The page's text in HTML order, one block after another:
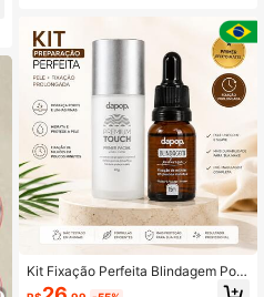
Kit Fixação Perfeita Blindagem Pod
erosa de Maquiagem + Primer Faci